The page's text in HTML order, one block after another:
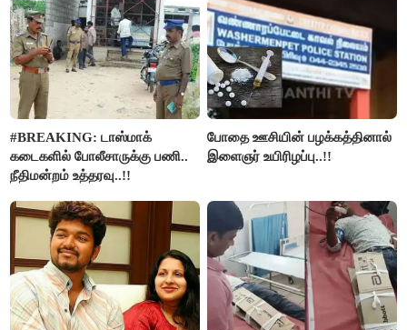
#BREAKING: டாஸ்மாக்
கடைகளில் போலீசாருக்கு பணி..
நீதிமன்றம் உத்தரவு..!!
போதை ஊசியின் பழக்கத்தினால்
இளைஞர் உயிரிழப்பு..!!